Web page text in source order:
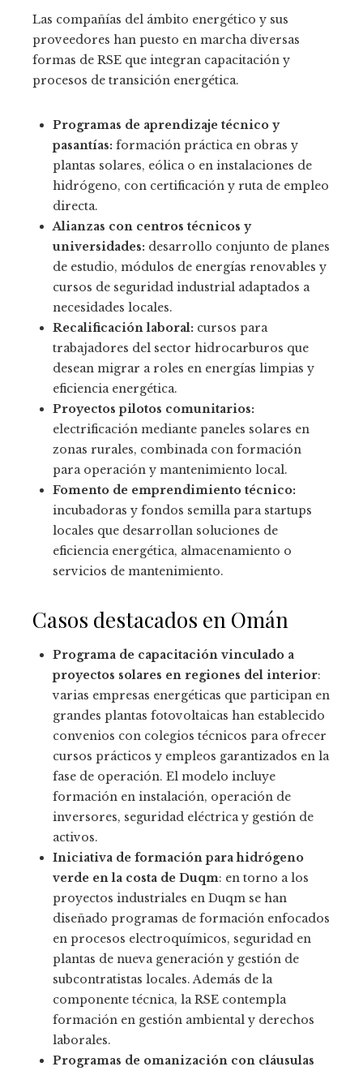
Las compañías del ámbito energético y sus
proveedores han puesto en marcha diversas
formas de RSE que integran capacitación y
procesos de transición energética.
Programas de aprendizaje técnico y
pasantías: formación práctica en obras y
plantas solares, eólica o en instalaciones de
hidrógeno, con certificación y ruta de empleo
directa.
Alianzas con centros técnicos y
universidades: desarrollo conjunto de planes
de estudio, módulos de energías renovables y
cursos de seguridad industrial adaptados a
necesidades locales.
Recalificación laboral: cursos para
trabajadores del sector hidrocarburos que
desean migrar a roles en energías limpias y
eficiencia energética.
Proyectos pilotos comunitarios:
electrificación mediante paneles solares en
zonas rurales, combinada con formación
para operación y mantenimiento local.
Fomento de emprendimiento técnico:
incubadoras y fondos semilla para startups
locales que desarrollan soluciones de
eficiencia energética, almacenamiento o
servicios de mantenimiento.
Casos destacados en Omán
Programa de capacitación vinculado a
proyectos solares en regiones del interior:
varias empresas energéticas que participan en
grandes plantas fotovoltaicas han establecido
convenios con colegios técnicos para ofrecer
cursos prácticos y empleos garantizados en la
fase de operación. El modelo incluye
formación en instalación, operación de
inversores, seguridad eléctrica y gestión de
activos.
Iniciativa de formación para hidrógeno
verde en la costa de Duqm: en torno a los
proyectos industriales en Duqm se han
diseñado programas de formación enfocados
en procesos electroquímicos, seguridad en
plantas de nueva generación y gestión de
subcontratistas locales. Además de la
componente técnica, la RSE contempla
formación en gestión ambiental y derechos
laborales.
Programas de omanización con cláusulas